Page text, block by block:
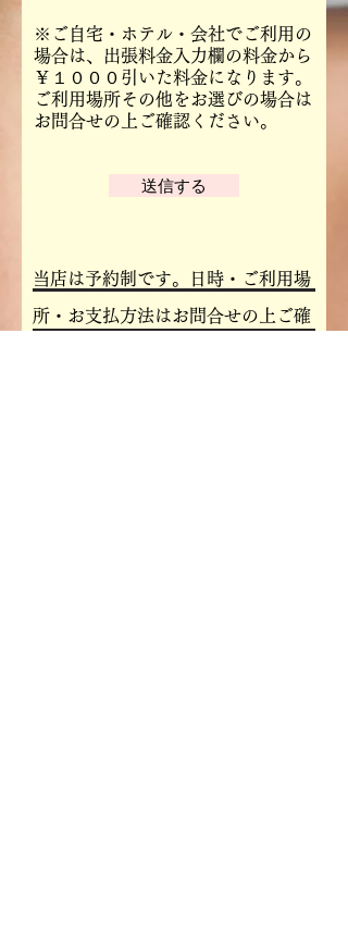
※ご自宅・ホテル・会社でご利用の
場合は、出張料金入力欄の料金から
￥１０００引いた料金になります。
ご利用場所その他をお選びの場合は
お問合せの上ご確認ください。
送信する
当店は予約制です。日時・ご利用場
所・お支払方法はお問合せの上ご確